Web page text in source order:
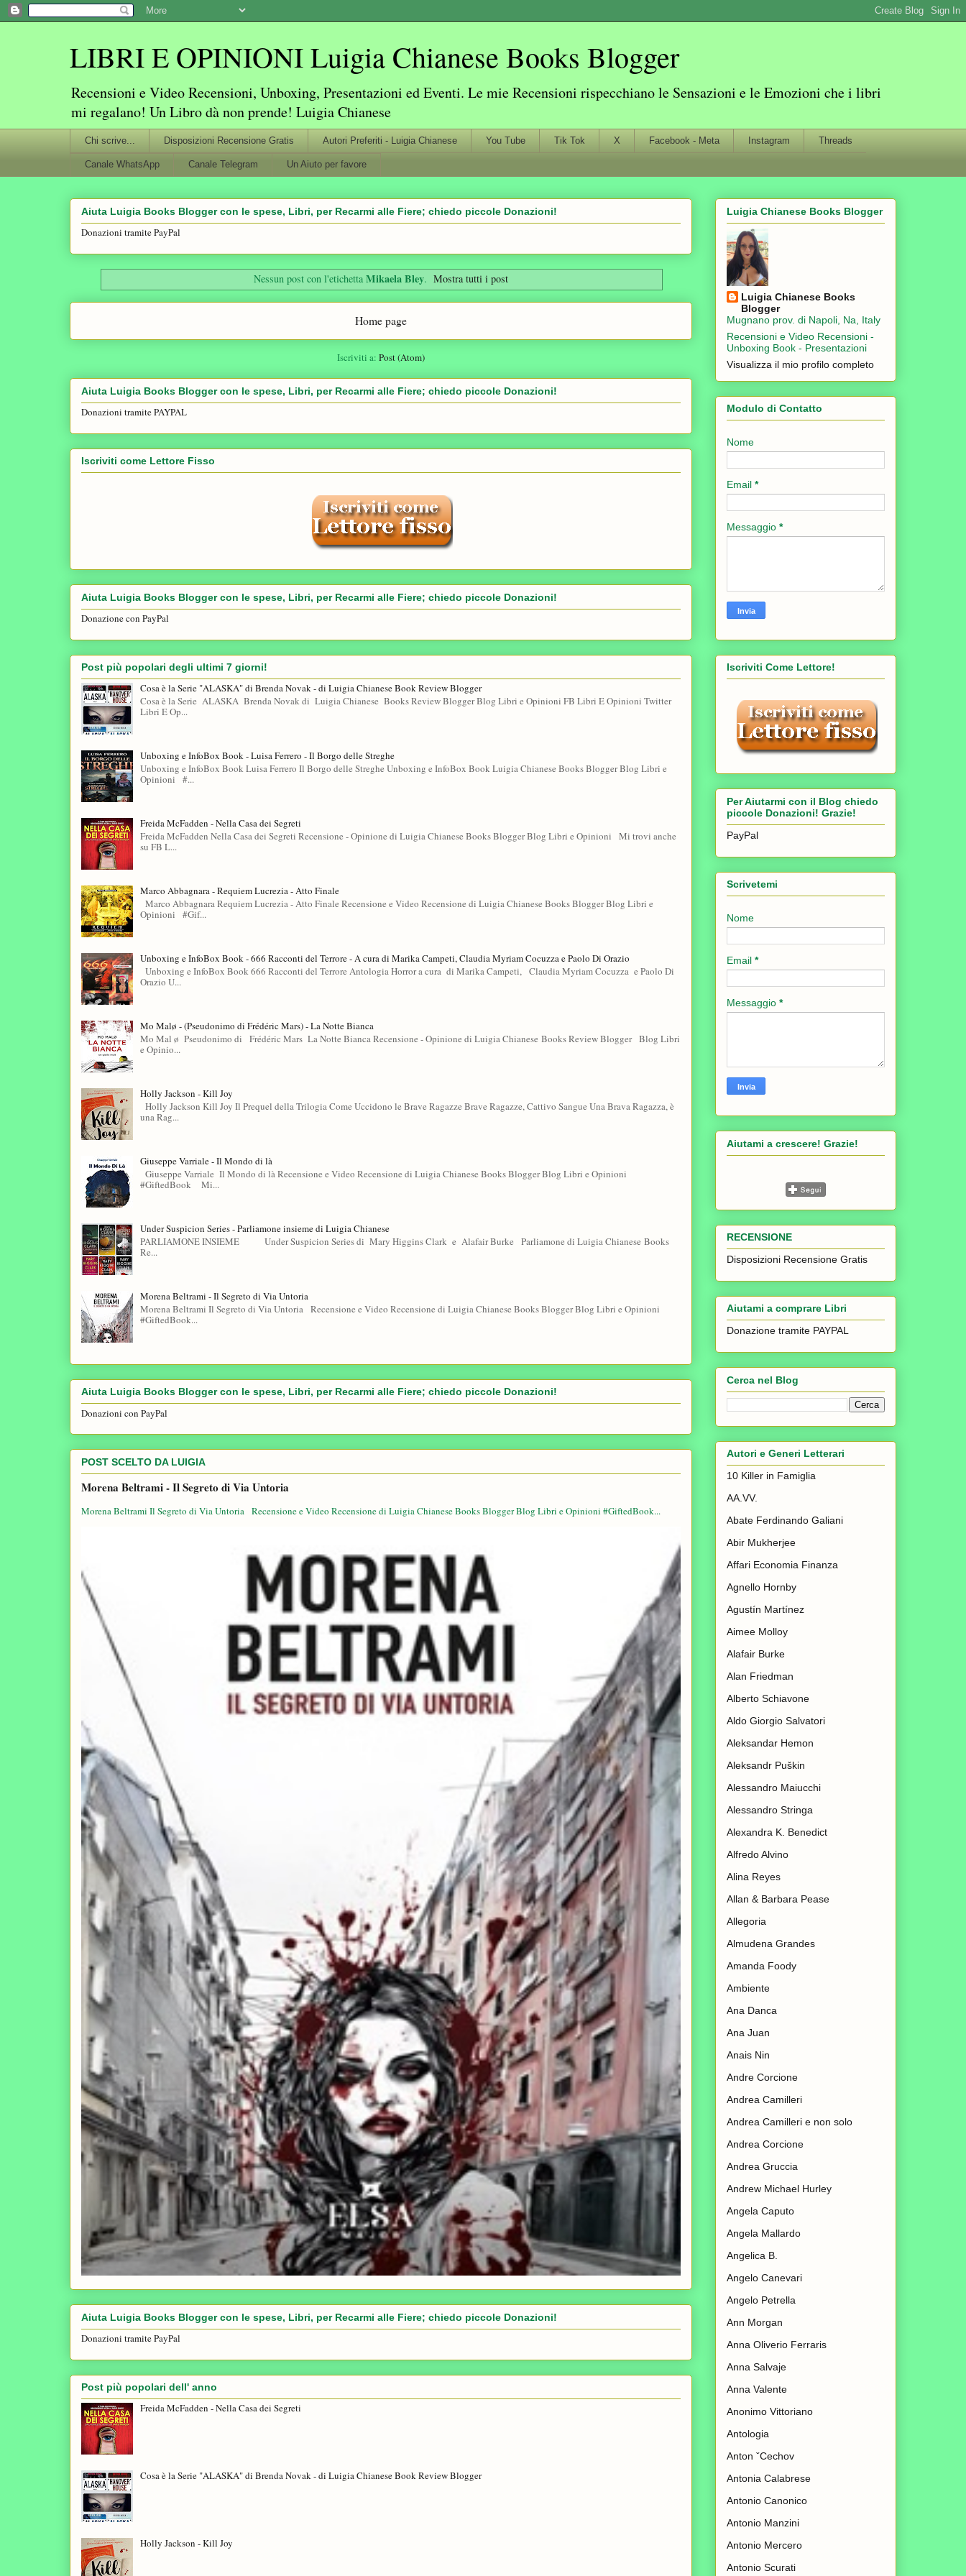
LIBRI E OPINIONI Luigia Chianese Books Blogger
Recensioni e Video Recensioni, Unboxing, Presentazioni ed Eventi. Le mie Recensioni rispecchiano le Sensazioni e le Emozioni che i libri
mi regalano! Un Libro dà non prende! Luigia Chianese
Chi scrive... Disposizioni Recensione Gratis Autori Preferiti - Luigia Chianese You Tube Tik Tok X Facebook - Meta Instagram Threads
Canale WhatsApp Canale Telegram Un Aiuto per favore
Aiuta Luigia Books Blogger con le spese, Libri, per Recarmi alle Fiere; chiedo piccole Donazioni!
Donazioni tramite PayPal
Nessun post con l'etichetta Mikaela Bley. Mostra tutti i post
Home page
Iscriviti a: Post (Atom)
Aiuta Luigia Books Blogger con le spese, Libri, per Recarmi alle Fiere; chiedo piccole Donazioni!
Donazioni tramite PAYPAL
Iscriviti come Lettore Fisso
Aiuta Luigia Books Blogger con le spese, Libri, per Recarmi alle Fiere; chiedo piccole Donazioni!
Donazione con PayPal
Post più popolari degli ultimi 7 giorni!
Cosa è la Serie "ALASKA" di Brenda Novak - di Luigia Chianese Book Review Blogger
Cosa è la Serie ALASKA Brenda Novak di Luigia Chianese Books Review Blogger Blog Libri e Opinioni FB Libri E Opinioni Twitter
Libri E Op...
Unboxing e InfoBox Book - Luisa Ferrero - Il Borgo delle Streghe
Unboxing e InfoBox Book Luisa Ferrero Il Borgo delle Streghe Unboxing e InfoBox Book Luigia Chianese Books Blogger Blog Libri e
Opinioni #...
Freida McFadden - Nella Casa dei Segreti
Freida McFadden Nella Casa dei Segreti Recensione - Opinione di Luigia Chianese Books Blogger Blog Libri e Opinioni Mi trovi anche
su FB L...
Marco Abbagnara - Requiem Lucrezia - Atto Finale
Marco Abbagnara Requiem Lucrezia - Atto Finale Recensione e Video Recensione di Luigia Chianese Books Blogger Blog Libri e
Opinioni #Gif...
Unboxing e InfoBox Book - 666 Racconti del Terrore - A cura di Marika Campeti, Claudia Myriam Cocuzza e Paolo Di Orazio
Unboxing e InfoBox Book 666 Racconti del Terrore Antologia Horror a cura di Marika Campeti, Claudia Myriam Cocuzza e Paolo Di
Orazio U...
Mo Malø - (Pseudonimo di Frédéric Mars) - La Notte Bianca
Mo Mal ø Pseudonimo di Frédéric Mars La Notte Bianca Recensione - Opinione di Luigia Chianese Books Review Blogger Blog Libri
e Opinio...
Holly Jackson - Kill Joy
Holly Jackson Kill Joy Il Prequel della Trilogia Come Uccidono le Brave Ragazze Brave Ragazze, Cattivo Sangue Una Brava Ragazza, è
una Rag...
Giuseppe Varriale - Il Mondo di là
Giuseppe Varriale Il Mondo di là Recensione e Video Recensione di Luigia Chianese Books Blogger Blog Libri e Opinioni
#GiftedBook Mi...
Under Suspicion Series - Parliamone insieme di Luigia Chianese
PARLIAMONE INSIEME Under Suspicion Series di Mary Higgins Clark e Alafair Burke Parliamone di Luigia Chianese Books
Re...
Morena Beltrami - Il Segreto di Via Untoria
Morena Beltrami Il Segreto di Via Untoria Recensione e Video Recensione di Luigia Chianese Books Blogger Blog Libri e Opinioni
#GiftedBook...
Aiuta Luigia Books Blogger con le spese, Libri, per Recarmi alle Fiere; chiedo piccole Donazioni!
Donazioni con PayPal
POST SCELTO DA LUIGIA
Morena Beltrami - Il Segreto di Via Untoria
Morena Beltrami Il Segreto di Via Untoria Recensione e Video Recensione di Luigia Chianese Books Blogger Blog Libri e Opinioni #GiftedBook...
Aiuta Luigia Books Blogger con le spese, Libri, per Recarmi alle Fiere; chiedo piccole Donazioni!
Donazioni tramite PayPal
Post più popolari dell' anno
Freida McFadden - Nella Casa dei Segreti
Cosa è la Serie "ALASKA" di Brenda Novak - di Luigia Chianese Book Review Blogger
Holly Jackson - Kill Joy
Luigia Chianese Books Blogger
Luigia Chianese Books
Blogger
Mugnano prov. di Napoli, Na, Italy
Recensioni e Video Recensioni -
Unboxing Book - Presentazioni
Visualizza il mio profilo completo
Modulo di Contatto
Nome
Email *
Messaggio *
Iscriviti Come Lettore!
Per Aiutarmi con il Blog chiedo
piccole Donazioni! Grazie!
PayPal
Scrivetemi
Nome
Email *
Messaggio *
Aiutami a crescere! Grazie!
RECENSIONE
Disposizioni Recensione Gratis
Aiutami a comprare Libri
Donazione tramite PAYPAL
Cerca nel Blog
Autori e Generi Letterari
10 Killer in Famiglia
AA.VV.
Abate Ferdinando Galiani
Abir Mukherjee
Affari Economia Finanza
Agnello Hornby
Agustín Martínez
Aimee Molloy
Alafair Burke
Alan Friedman
Alberto Schiavone
Aldo Giorgio Salvatori
Aleksandar Hemon
Aleksandr Puškin
Alessandro Maiucchi
Alessandro Stringa
Alexandra K. Benedict
Alfredo Alvino
Alina Reyes
Allan & Barbara Pease
Allegoria
Almudena Grandes
Amanda Foody
Ambiente
Ana Danca
Ana Juan
Anais Nin
Andre Corcione
Andrea Camilleri
Andrea Camilleri e non solo
Andrea Corcione
Andrea Gruccia
Andrew Michael Hurley
Angela Caputo
Angela Mallardo
Angelica B.
Angelo Canevari
Angelo Petrella
Ann Morgan
Anna Oliverio Ferraris
Anna Salvaje
Anna Valente
Anonimo Vittoriano
Antologia
Anton ˇCechov
Antonia Calabrese
Antonio Canonico
Antonio Manzini
Antonio Mercero
Antonio Scurati